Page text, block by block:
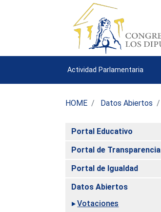
Actividad Parlamentaria
HOME Datos Abiertos
Portal Educativo
Portal de Transparencia
Portal de Igualdad
Datos Abiertos
Votaciones